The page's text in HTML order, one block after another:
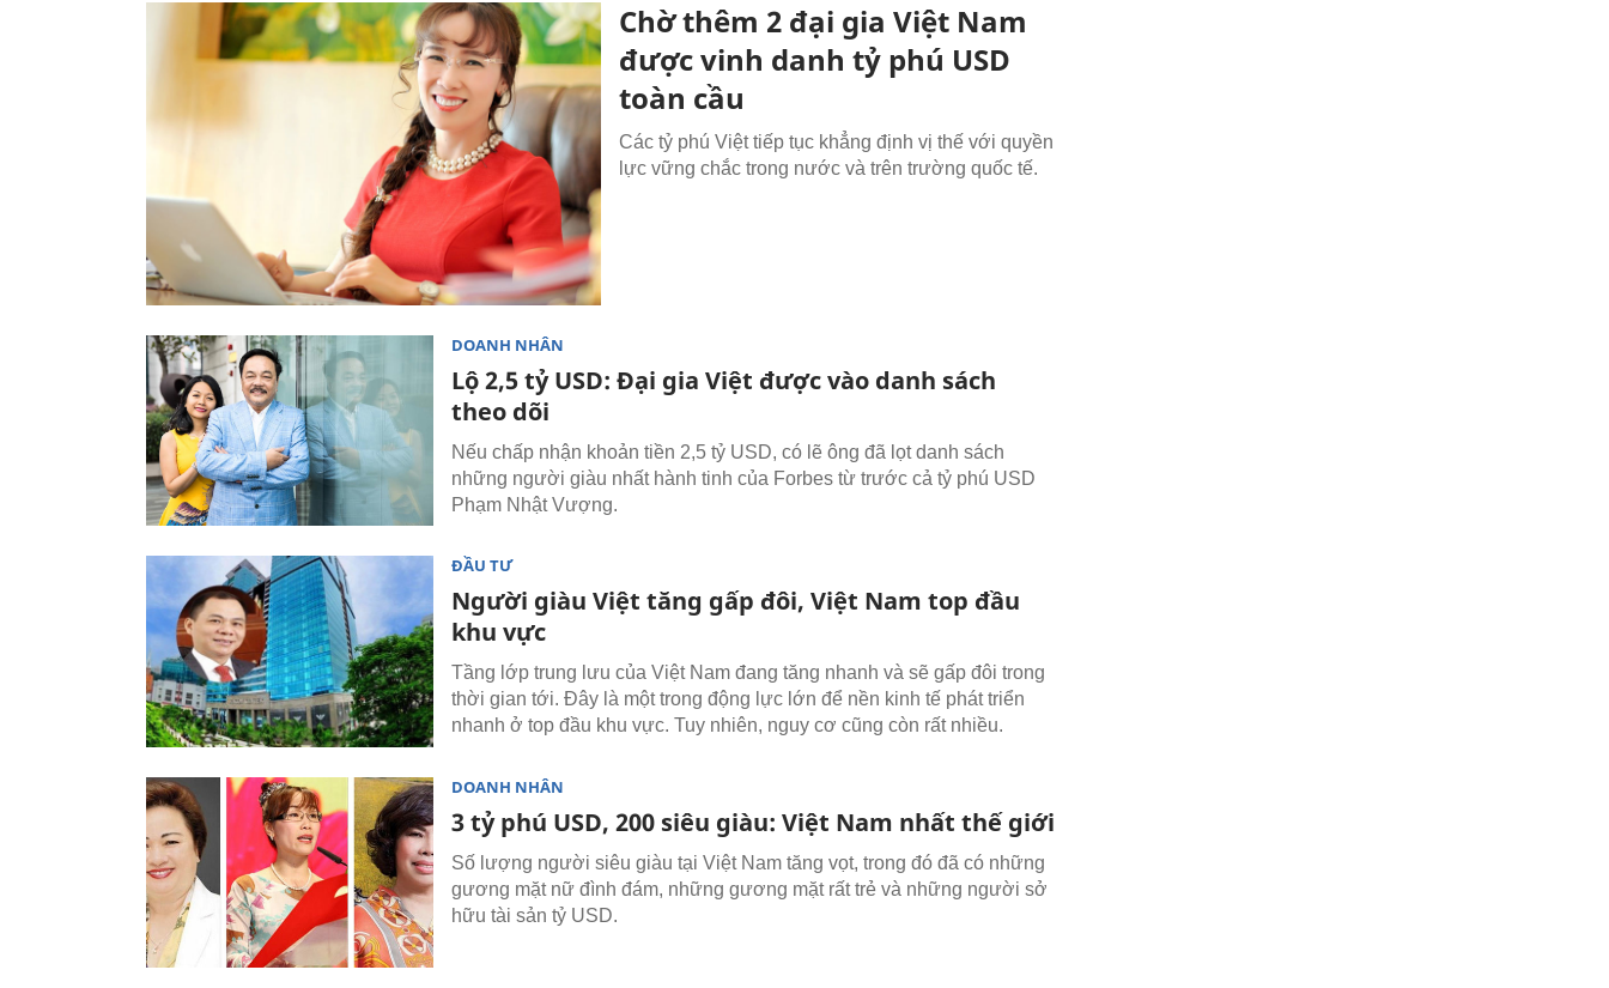
Chờ thêm 2 đại gia Việt Nam
được vinh danh tỷ phú USD
toàn cầu
Các tỷ phú Việt tiếp tục khẳng định vị thế với quyền
lực vững chắc trong nước và trên trường quốc tế.
DOANH NHÂN
Lộ 2,5 tỷ USD: Đại gia Việt được vào danh sách
theo dõi
Nếu chấp nhận khoản tiền 2,5 tỷ USD, có lẽ ông đã lọt danh sách
những người giàu nhất hành tinh của Forbes từ trước cả tỷ phú USD
Phạm Nhật Vượng.
ĐẦU TƯ
Người giàu Việt tăng gấp đôi, Việt Nam top đầu
khu vực
Tầng lớp trung lưu của Việt Nam đang tăng nhanh và sẽ gấp đôi trong
thời gian tới. Đây là một trong động lực lớn để nền kinh tế phát triển
nhanh ở top đầu khu vực. Tuy nhiên, nguy cơ cũng còn rất nhiều.
DOANH NHÂN
3 tỷ phú USD, 200 siêu giàu: Việt Nam nhất thế giới
Số lượng người siêu giàu tại Việt Nam tăng vọt, trong đó đã có những
gương mặt nữ đình đám, những gương mặt rất trẻ và những người sở
hữu tài sản tỷ USD.